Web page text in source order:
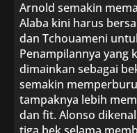
Arnold semakin
Alaba kini harus
dan Tchouameni
Penampilannya yang
dimainkan sebagai
semakin
tampaknya lebih
dan fit. Alonso